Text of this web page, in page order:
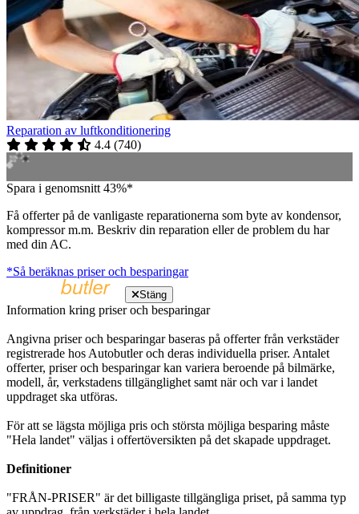
Reparation av luftkonditionering
4.4 (740)
Spara i genomsnitt 43%*
Få offerter på de vanligaste reparationerna som byte av kondensor,
kompressor m.m. Beskriv din reparation eller de problem du har
med din AC.
*Så beräknas priser och besparingar
Stäng
Information kring priser och besparingar
Angivna priser och besparingar baseras på offerter från verkstäder
registrerade hos Autobutler och deras individuella priser. Antalet
offerter, priser och besparingar kan variera beroende på bilmärke,
modell, år, verkstadens tillgänglighet samt när och var i landet
uppdraget ska utföras.
För att se lägsta möjliga pris och största möjliga besparing måste
"Hela landet" väljas i offertöversikten på det skapade uppdraget.
Definitioner
"FRÅN-PRISER" är det billigaste tillgängliga priset, på samma typ